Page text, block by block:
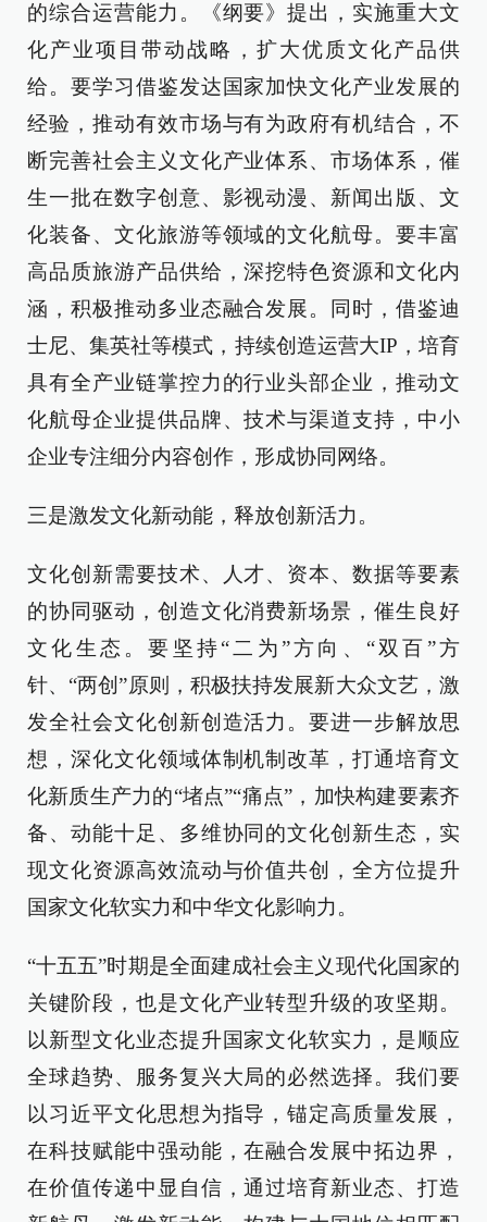
的综合运营能力。《纲要》提出，实施重大文
化产业项目带动战略，扩大优质文化产品供
给。要学习借鉴发达国家加快文化产业发展的
经验，推动有效市场与有为政府有机结合，不
断完善社会主义文化产业体系、市场体系，催
生一批在数字创意、影视动漫、新闻出版、文
化装备、文化旅游等领域的文化航母。要丰富
高品质旅游产品供给，深挖特色资源和文化内
涵，积极推动多业态融合发展。同时，借鉴迪
士尼、集英社等模式，持续创造运营大IP，培育
具有全产业链掌控力的行业头部企业，推动文
化航母企业提供品牌、技术与渠道支持，中小
企业专注细分内容创作，形成协同网络。
三是激发文化新动能，释放创新活力。
文化创新需要技术、人才、资本、数据等要素
的协同驱动，创造文化消费新场景，催生良好
文化生态。要坚持“二为”方向、“双百”方
针、“两创”原则，积极扶持发展新大众文艺，激
发全社会文化创新创造活力。要进一步解放思
想，深化文化领域体制机制改革，打通培育文
化新质生产力的“堵点”“痛点”，加快构建要素齐
备、动能十足、多维协同的文化创新生态，实
现文化资源高效流动与价值共创，全方位提升
国家文化软实力和中华文化影响力。
“十五五”时期是全面建成社会主义现代化国家的
关键阶段，也是文化产业转型升级的攻坚期。
以新型文化业态提升国家文化软实力，是顺应
全球趋势、服务复兴大局的必然选择。我们要
以习近平文化思想为指导，锚定高质量发展，
在科技赋能中强动能，在融合发展中拓边界，
在价值传递中显自信，通过培育新业态、打造